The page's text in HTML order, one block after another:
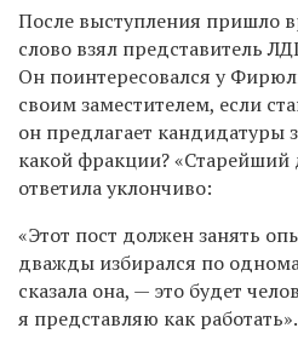
После выступления пришло
слово взял представитель
Он поинтересовался у
своим заместителем, если
он предлагает кандидатуры
какой фракции? «Старейший
ответила уклончиво:
«Этот пост должен занять
дважды избирался по
сказала она, — это будет
я представляю как работать».